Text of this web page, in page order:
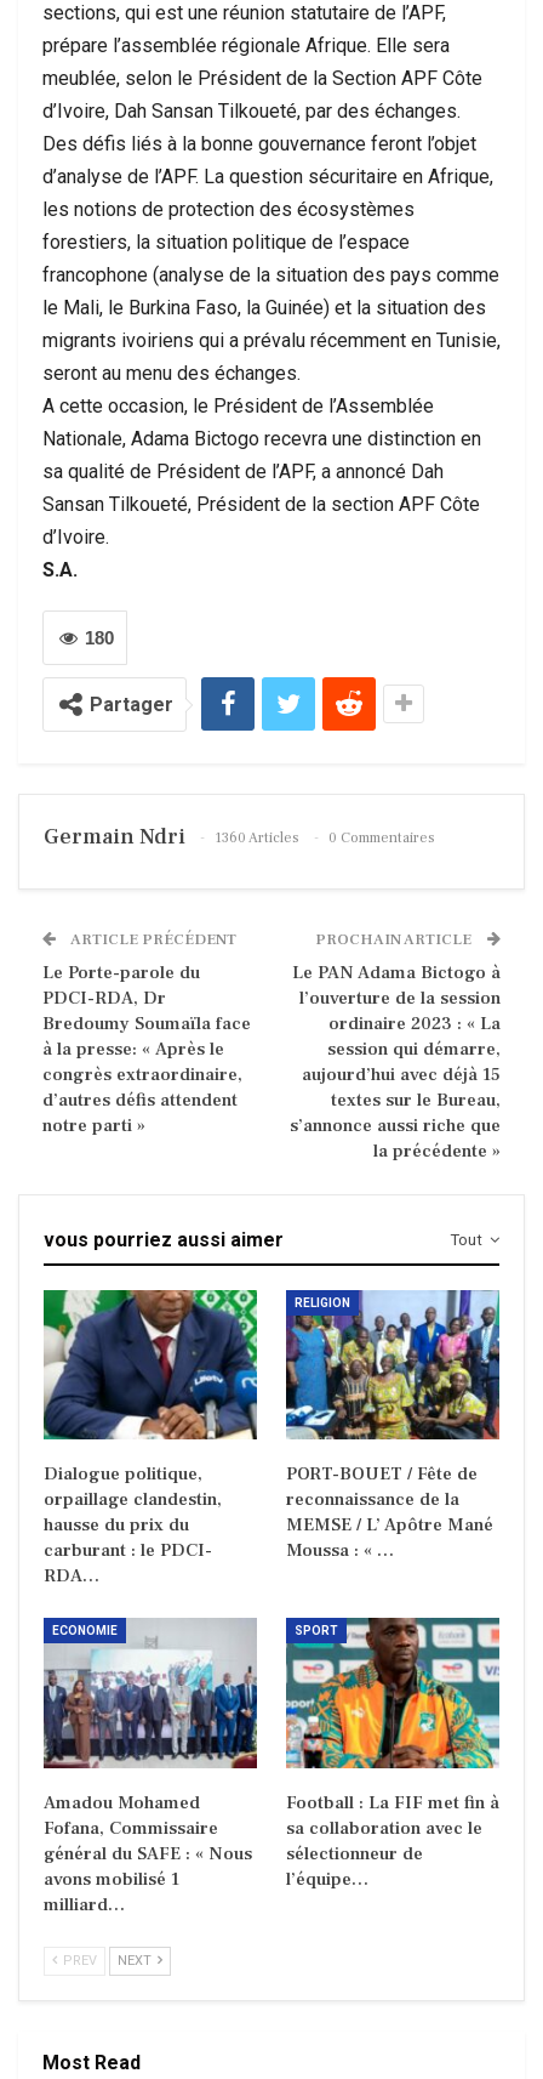
sections, qui est une réunion statutaire de l’APF,
prépare l’assemblée régionale Afrique. Elle sera
meublée, selon le Président de la Section APF Côte
d’Ivoire, Dah Sansan Tilkoueté, par des échanges.
Des défis liés à la bonne gouvernance feront l’objet
d’analyse de l’APF. La question sécuritaire en Afrique,
les notions de protection des écosystèmes
forestiers, la situation politique de l’espace
francophone (analyse de la situation des pays comme
le Mali, le Burkina Faso, la Guinée) et la situation des
migrants ivoiriens qui a prévalu récemment en Tunisie,
seront au menu des échanges.
A cette occasion, le Président de l’Assemblée
Nationale, Adama Bictogo recevra une distinction en
sa qualité de Président de l’APF, a annoncé Dah
Sansan Tilkoueté, Président de la section APF Côte
d’Ivoire.
S.A.
180
Partager
Germain Ndri 1360 Articles 0 Commentaires
ARTICLE PRÉCÉDENT
Le Porte-parole du
PDCI-RDA, Dr
Bredoumy Soumaïla face
à la presse: « Après le
congrès extraordinaire,
d’autres défis attendent
notre parti »
PROCHAIN ARTICLE
Le PAN Adama Bictogo à
l’ouverture de la session
ordinaire 2023 : « La
session qui démarre,
aujourd’hui avec déjà 15
textes sur le Bureau,
s’annonce aussi riche que
la précédente »
Tout
vous pourriez aussi aimer
Dialogue politique,
orpaillage clandestin,
hausse du prix du
carburant : le PDCI-
RDA…
RELIGION
PORT-BOUET / Fête de
reconnaissance de la
MEMSE / L’ Apôtre Mané
Moussa : « …
ECONOMIE
Amadou Mohamed
Fofana, Commissaire
général du SAFE : « Nous
avons mobilisé 1
milliard…
SPORT
Football : La FIF met fin à
sa collaboration avec le
sélectionneur de
l’équipe…
PREV NEXT
Most Read